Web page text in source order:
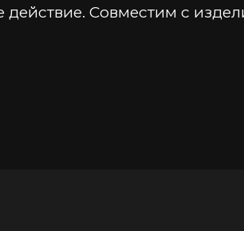
Совместим с